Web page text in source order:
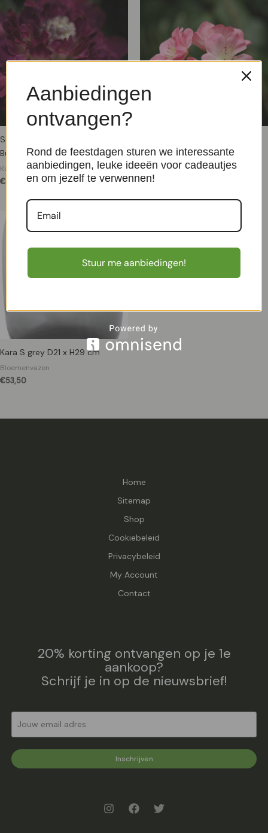
Scabiosa Kunstbloem 57cm
Burgundy
Kunst steelbloemen
€
Kunst steelbloemen
€12,95
Kara S grey D21 x H29 cm
Bloemenvazen
€53,50
Home
Sitemap
Shop
Cookiebeleid
Privacybeleid
My Account
Contact
20% korting ontvangen op je 1e
aankoop?
Schrijf je in op de nieuwsbrief!
Inschrijven
Aanbiedingen
ontvangen?
Rond de feestdagen sturen we interessante
aanbiedingen, leuke ideeën voor cadeautjes
en om jezelf te verwennen!
Stuur me aanbiedingen!